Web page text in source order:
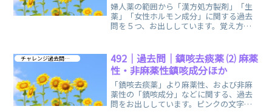
婦人薬の範囲から「漢方処方製剤」「生
薬」「女性ホルモン成分」に関する過去
問を５つ、お出ししています。覚え方の
チャレンジ過去問 第３章
492｜過去問｜鎮咳去痰薬 ⑵ 麻薬
性・非麻薬性鎮咳成分ほか
「鎮咳去痰薬」より麻薬性、および非麻
薬性の「鎮咳成分」などに関する、過去
問をお出ししています。ピンクの文字